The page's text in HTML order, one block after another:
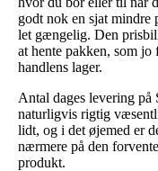
godt nok en sjat
let gængelig. Den
at hente pakken, som
handlens lager.
Antal dages levering på
naturligvis rigtig
lidt, og i det øjemed er
nærmere på den
produkt.